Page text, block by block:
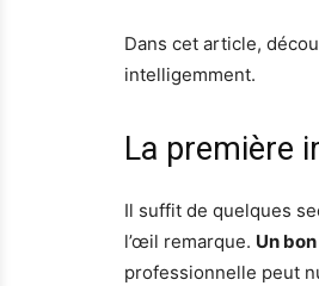
Dans cet article,
intelligemment.
La première
Il suffit de quelques
l’œil remarque. Un
professionnelle peut